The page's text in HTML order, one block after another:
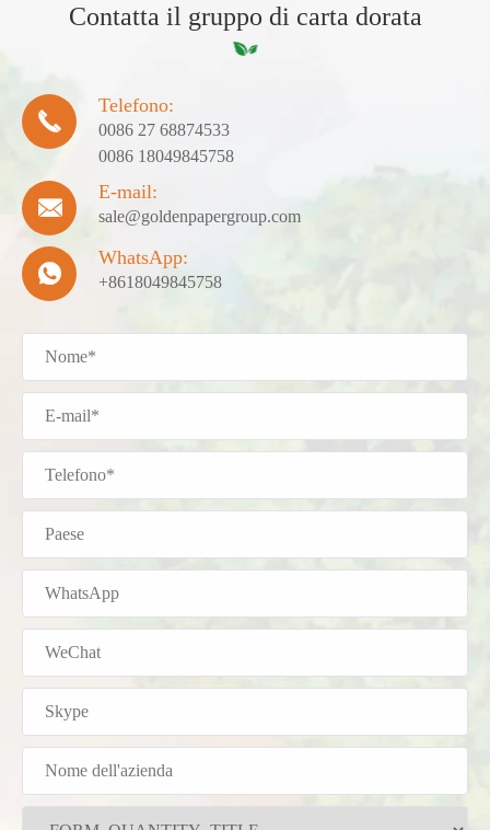
Contatta il gruppo di carta dorata

Telefono:
0086 27 68874533
0086 18049845758

E-mail:
sale@goldenpapergroup.com

WhatsApp:
+8618049845758